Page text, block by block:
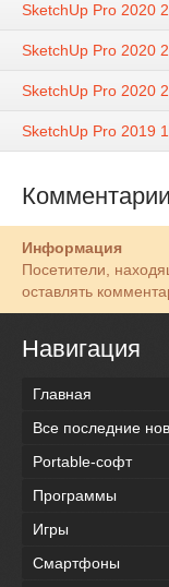
SketchUp Pro 2020
SketchUp Pro 2020
SketchUp Pro 2020
SketchUp Pro 2019
Информация
Посетители,
оставлять
Навигация
Главная
Все последние
Portable-софт
Программы
Игры
Смартфоны